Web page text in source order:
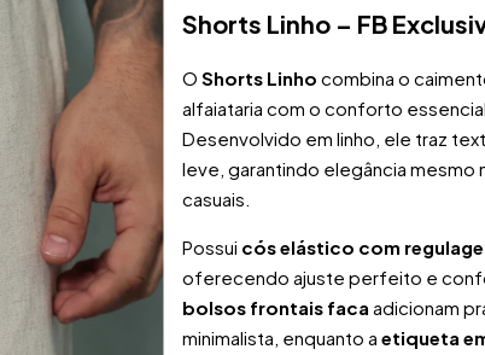
Shorts Linho – FB
O Shorts Linho combina o
alfaiataria com o conforto
Desenvolvido em linho, ele traz
leve, garantindo elegância mesmo
casuais.
Possui cós elástico com
oferecendo ajuste perfeito e
bolsos frontais faca adicionam
minimalista, enquanto a etiqueta